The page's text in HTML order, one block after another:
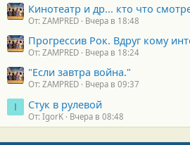
Кинотеатр и др... кто что
От: ZAMPRED Вчера в 18:48
Прогрессив Рок. Вдруг кому
От: ZAMPRED Вчера в 18:24
"Если завтра война."
От: ZAMPRED Вчера в 09:37
I Стук в рулевой
От: IgorK Вчера в 08:48